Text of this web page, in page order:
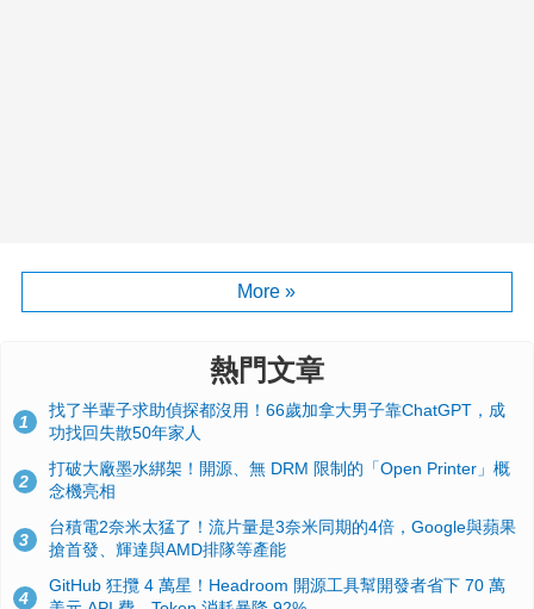
More »
熱門文章
1
找了半輩子求助偵探都沒用！66歲加拿大男子靠ChatGPT，成
功找回失散50年家人
2
打破大廠墨水綁架！開源、無 DRM 限制的「Open Printer」概
念機亮相
3
台積電2奈米太猛了！流片量是3奈米同期的4倍，Google與蘋果
搶首發、輝達與AMD排隊等產能
4
GitHub 狂攬 4 萬星！Headroom 開源工具幫開發者省下 70 萬